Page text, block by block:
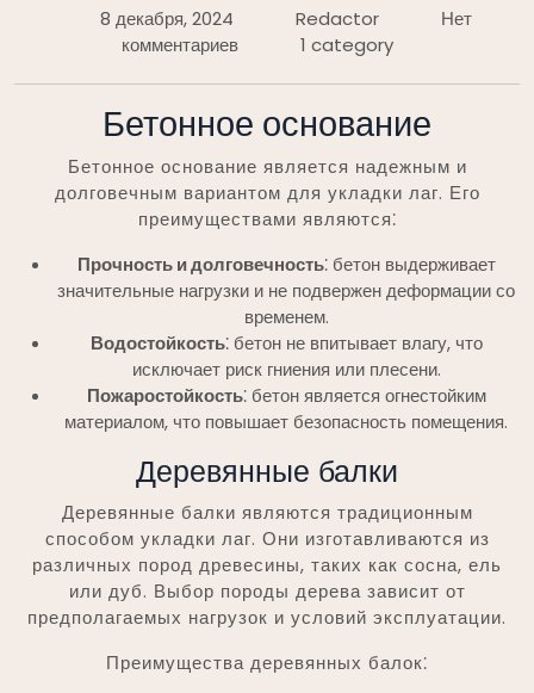
8 декабря, 2024 Redactor
Нет
комментариев
1 category
Бетонное основание
Бетонное основание является надежным и
долговечным вариантом для укладки лаг. Его
преимуществами являются⁚
Прочность и долговечность⁚ бетон выдерживает
значительные нагрузки и не подвержен деформации со
временем.
Водостойкость⁚ бетон не впитывает влагу, что
исключает риск гниения или плесени.
Пожаростойкость⁚ бетон является огнестойким
материалом, что повышает безопасность помещения.
Деревянные балки
Деревянные балки являются традиционным
способом укладки лаг. Они изготавливаются из
различных пород древесины, таких как сосна, ель
или дуб. Выбор породы дерева зависит от
предполагаемых нагрузок и условий эксплуатации.
Преимущества деревянных балок⁚